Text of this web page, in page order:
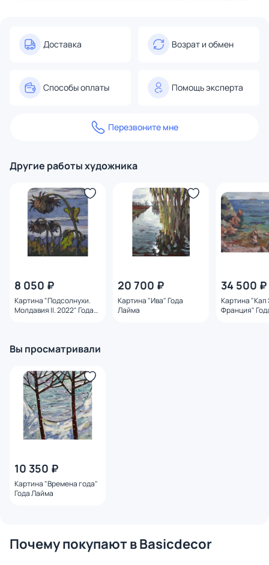
Доставка Возрат и обмен
Способы оплаты Помощь эксперта
Перезвоните мне
Другие работы художника
8 050 ₽
Картина "Подсолнухи.
Молдавия II. 2022" Года
20 700 ₽
Картина "Ива" Года
Лайма
34 500 ₽
Картина "Кап
Франция"
Вы просматривали
10 350 ₽
Картина "Времена года"
Года Лайма
Почему покупают в Basicdecor